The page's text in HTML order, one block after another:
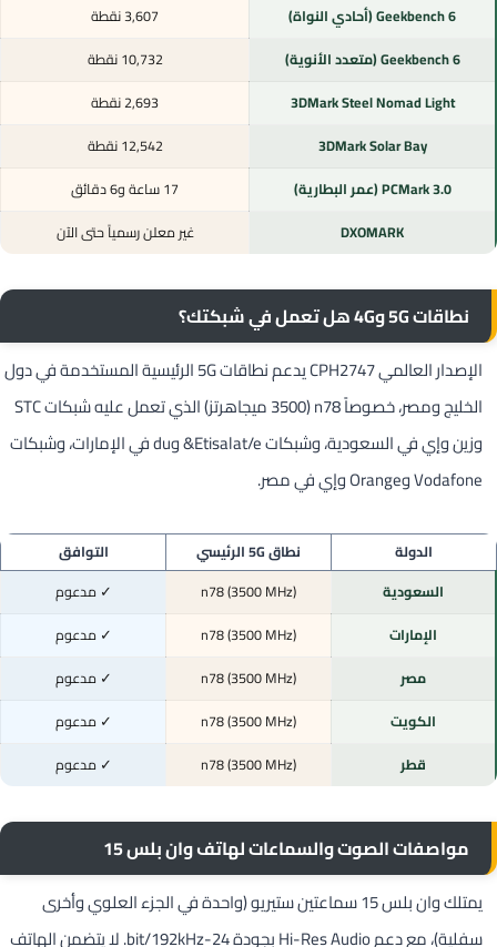
Geekbench 6 (أحادي النواة)
3,607 نقطة
Geekbench 6 (متعدد الأنوية)
10,732 نقطة
3DMark Steel Nomad Light
2,693 نقطة
3DMark Solar Bay
12,542 نقطة
PCMark 3.0 (عمر البطارية)
17 ساعة و6 دقائق
DXOMARK
غير معلن رسمياً حتى الآن
نطاقات 5G و4G هل تعمل في شبكتك؟
الإصدار العالمي CPH2747 يدعم نطاقات 5G الرئيسية المستخدمة في دول
الخليج ومصر، خصوصاً n78 (3500 ميجاهرتز) الذي تعمل عليه شبكات STC
وزين وإي في السعودية، وشبكات Etisalat/e& وdu في الإمارات، وشبكات
Vodafone وOrange وإي في مصر.
الدولة نطاق 5G الرئيسي
التوافق
السعودية
n78 (3500 MHz)
✓ مدعوم
الإمارات
n78 (3500 MHz)
✓ مدعوم
مصر
n78 (3500 MHz)
✓ مدعوم
الكويت
n78 (3500 MHz)
✓ مدعوم
قطر
n78 (3500 MHz) ✓ مدعوم
مواصفات الصوت والسماعات لهاتف وان بلس 15
يمتلك وان بلس 15 سماعتين ستيريو (واحدة في الجزء العلوي وأخرى
سفلية)، مع دعم Hi-Res Audio بجودة 24-bit/192kHz. لا يتضمن الهاتف